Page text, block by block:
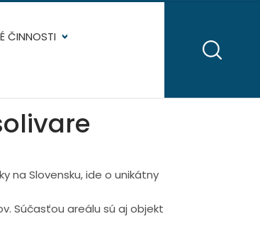
ČINNOSTI
na Slovensku, ide o unikátny
Súčasťou areálu sú aj objekt